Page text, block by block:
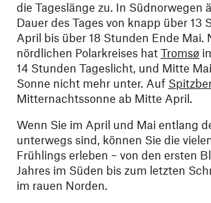
die Tageslänge zu. In Südnorwegen
Dauer des Tages von knapp über 13
April bis über 18 Stunden Ende Mai.
nördlichen Polarkreises hat Tromsø
14 Stunden Tageslicht, und Mitte
Sonne nicht mehr unter. Auf
Mitternachtssonne ab Mitte April.
Wenn Sie im April und Mai entlang
unterwegs sind, können Sie die
Frühlings erleben – von den ersten
Jahres im Süden bis zum letzten
im rauen Norden.